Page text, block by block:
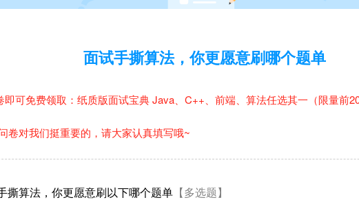
面试手撕算法，你更愿意刷哪个题单
即可免费领取：纸质版面试宝典 Java、C++、前端、算法任选其一（限量前
卷对我们挺重要的，请大家认真填写哦~
撕算法，你更愿意刷以下哪个题单 【多选题】